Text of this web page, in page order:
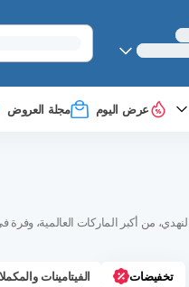
عرض اليوم مجلة العروض
من أكبر الماركات العالمية،
تخفيضات الفيتامينات